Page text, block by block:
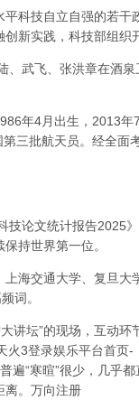
技自立自强的若干
新实践，科技部组织
武飞、张洪章在酒泉
年4月出生，2013年
三批航天员。经全面
论文统计报告2025》
持世界第一位。
交通大学、复旦大
词。
坛”的现场，互动环
3登录娱乐平台首页
“寒暄”很少，几乎都
。 万向注册